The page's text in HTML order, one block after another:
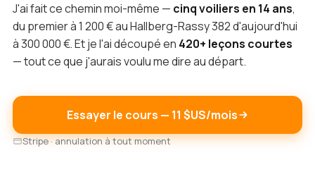
J'ai fait ce chemin moi-même — cinq voiliers en 14 ans,
du premier à 1 200 € au Hallberg-Rassy 382 d'aujourd'hui
à 300 000 €. Et je l'ai découpé en 420+ leçons courtes
— tout ce que j'aurais voulu me dire au départ.
Essayer le cours — 11 $US/mois
Stripe · annulation à tout moment